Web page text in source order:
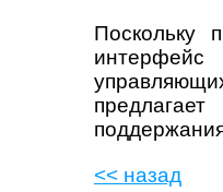
Поскольку
интерфейс
<< назад